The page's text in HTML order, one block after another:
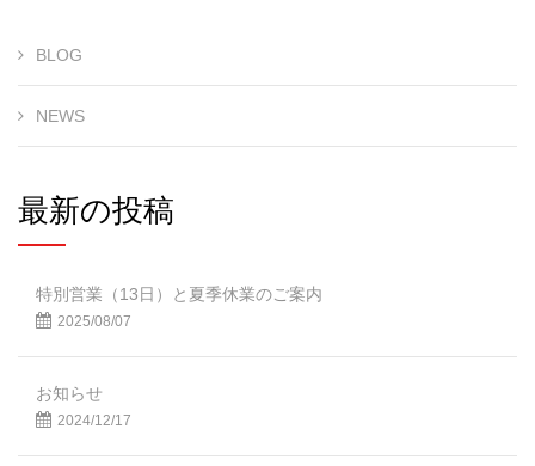
BLOG
NEWS
最新の投稿
特別営業（13日）と夏季休業のご案内
2025/08/07
お知らせ
2024/12/17